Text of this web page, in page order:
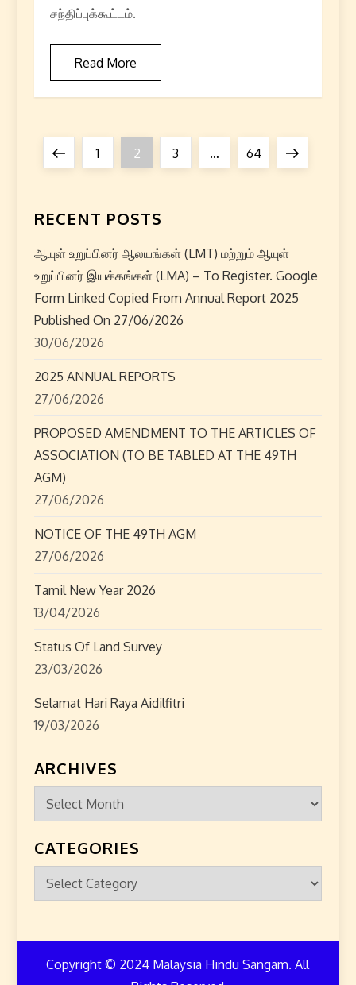
சந்திப்புக்கூட்டம்.
Read More
s
t
s
p
a
g
i
n
a
t
i
o
n
PreviousPage
1 Page
2 Page
3 … Page
64
Next
RECENT POSTS
ஆயுள் உறுப்பினர் ஆலயங்கள் (LMT) மற்றும் ஆயுள்
உறுப்பினர் இயக்கங்கள் (LMA) – To Register. Google
Form Linked Copied From Annual Report 2025
Published On 27/06/2026
30/06/2026
2025 ANNUAL REPORTS
27/06/2026
PROPOSED AMENDMENT TO THE ARTICLES OF
ASSOCIATION (TO BE TABLED AT THE 49TH
AGM)
27/06/2026
NOTICE OF THE 49TH AGM
27/06/2026
Tamil New Year 2026
13/04/2026
Status Of Land Survey
23/03/2026
Selamat Hari Raya Aidilfitri
19/03/2026
ARCHIVES
Archives
CATEGORIES
Categories
Copyright © 2024 Malaysia Hindu Sangam. All